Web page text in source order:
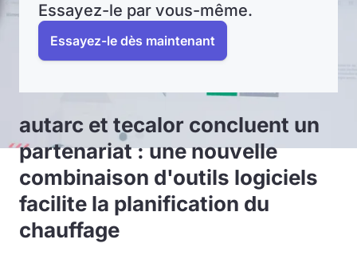
Essayez-le par vous-même.
Essayez-le dès maintenant
autarc et tecalor concluent un
partenariat : une nouvelle
combinaison d'outils logiciels
facilite la planification du
chauffage